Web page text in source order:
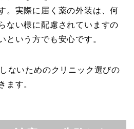
。実際に届く薬の外装は、何
ない様に配慮されていますの
という方でも安心です。
ないためのクリニック選びの
ます。